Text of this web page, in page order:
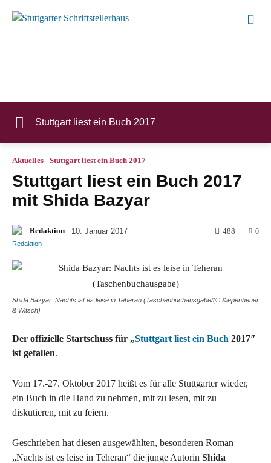
Stuttgart liest ein Buch 2017
Aktuelles Stuttgart liest ein Buch 2017
Stuttgart liest ein Buch 2017
mit Shida Bazyar
Redaktion 10. Januar 2017 0
488
Shida Bazyar: Nachts ist es leise in Teheran (Taschenbuchausgabe/(© Kiepenheuer
& Witsch)
Der offizielle Startschuss für „Stuttgart liest ein Buch 2017″
ist gefallen.
Vom 17.-27. Oktober 2017 heißt es für alle Stuttgarter wieder,
ein Buch in die Hand zu nehmen, mit zu lesen, mit zu
diskutieren, mit zu feiern.
Geschrieben hat diesen ausgewählten, besonderen Roman
„Nachts ist es leise in Teheran“ die junge Autorin Shida